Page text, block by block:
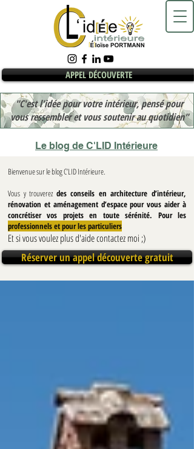
APPEL DÉCOUVERTE
"C'est l'idée pour votre intérieur, pensé pour
vous ressembler et vous soutenir au quotidien"
Le blog de C'LID Intérieure
Blog
Bienvenue sur le blog C’LID Intérieure.
Vous y trouverez des conseils en architecture d’intérieur,
rénovation et aménagement d’espace pour vous aider à
concrétiser vos projets en toute sérénité. Pour les
professionnels et pour les particuliers
Et si vous voulez plus d'aide contactez moi ;)
Réserver un appel découverte gratuit